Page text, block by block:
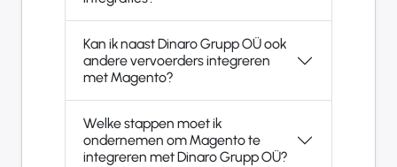
Kan ik naast Dinaro Grupp OÜ ook
andere vervoerders integreren
met Magento?
Welke stappen moet ik
ondernemen om Magento te
integreren met Dinaro Grupp OÜ?